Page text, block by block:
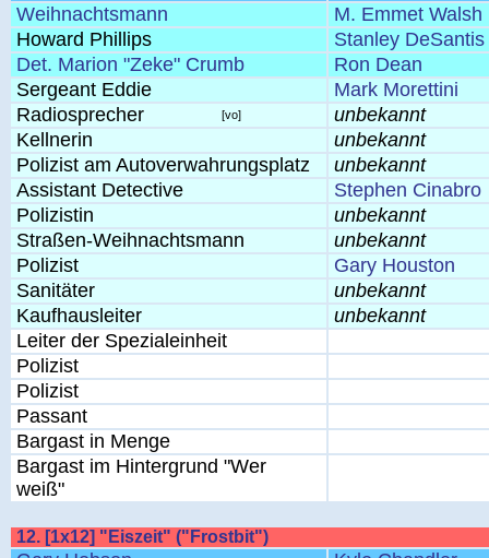
Weihnachtsmann
M. Emmet Walsh
Howard Phillips
Stanley DeSantis
Det. Marion "Zeke" Crumb
Ron Dean
Sergeant Eddie
Mark Morettini
Radiosprecher
[vo]
unbekannt
Kellnerin
unbekannt
Polizist am Autoverwahrungsplatz
unbekannt
Assistant Detective
Stephen Cinabro
Polizistin
unbekannt
Straßen-Weihnachtsmann
unbekannt
Polizist
Gary Houston
Sanitäter
unbekannt
Kaufhausleiter
unbekannt
Leiter der Spezialeinheit
Polizist
Polizist
Passant
Bargast in Menge
Bargast im Hintergrund "Wer
weiß"
12. [1x12] "Eiszeit" ("Frostbit")